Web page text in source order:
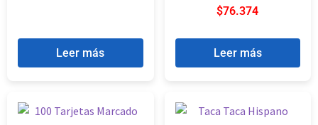
Leer más
$76.374
Leer más